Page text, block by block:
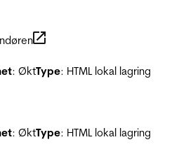
: ØktType: HTML lokal lagring
: ØktType: HTML lokal lagring